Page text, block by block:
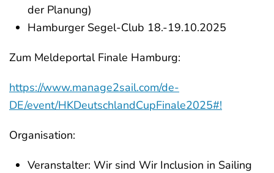
der Planung)
Hamburger Segel-Club 18.-19.10.2025
Zum Meldeportal Finale Hamburg:
https://www.manage2sail.com/de-
DE/event/HKDeutschlandCupFinale2025#!
Organisation:
Veranstalter: Wir sind Wir Inclusion in Sailing